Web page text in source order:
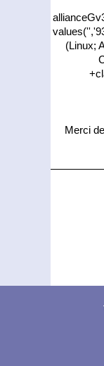
(Linux;
Merci